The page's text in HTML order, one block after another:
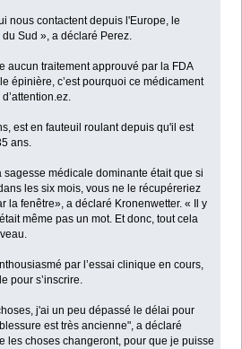
nous contactent depuis l'Europe, le
Sud », a déclaré Perez.
aucun traitement approuvé par la FDA
épinière, c’est pourquoi ce médicament
est en fauteuil roulant depuis qu'il est
ans.
médicale dominante était que si
les six mois, vous ne le récupéreriez
la fenêtre», a déclaré Kronenwetter. « Il y
même pas un mot. Et donc, tout cela
par l’essai clinique en cours,
pour s’inscrire.
j'ai un peu dépassé le délai pour
est très ancienne", a déclaré
les choses changeront, pour que je puisse